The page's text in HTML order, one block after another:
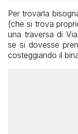
Per trovarla
(che si trova
una traversa di
se si dovesse
costeggiando il